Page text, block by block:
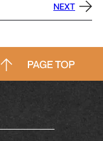
NEXT